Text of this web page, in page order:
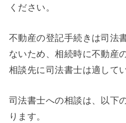
ください。
不動産の登記手続きは司法
ないため、相続時に不動産
相談先に司法書士は適して
司法書士への相談は、以下
ります。